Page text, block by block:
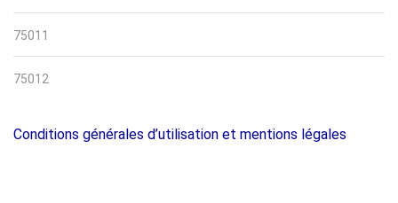
75011
75012
Conditions générales d’utilisation et mentions légales